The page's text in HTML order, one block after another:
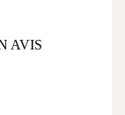
AVIS